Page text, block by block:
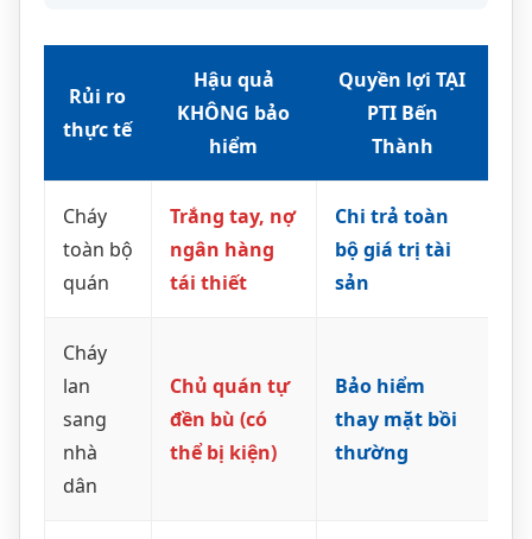
Rủi ro
thực tế
Hậu quả
KHÔNG bảo
hiểm
Quyền lợi TẠI
PTI Bến
Thành
Cháy
toàn bộ
quán
Trắng tay, nợ
ngân hàng
tái thiết
Chi trả toàn
bộ giá trị tài
sản
Cháy
lan
sang
nhà
dân
Chủ quán tự
đền bù (có
thể bị kiện)
Bảo hiểm
thay mặt bồi
thường